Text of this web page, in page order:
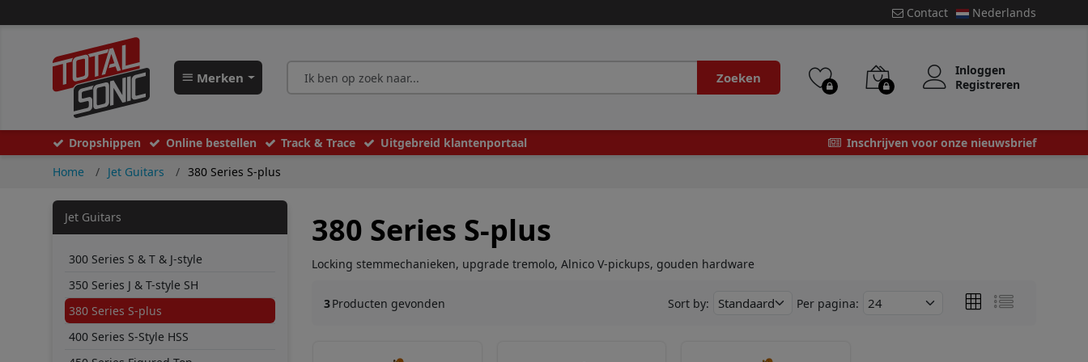
Contact Nederlands
Merken Zoeken
Inloggen
Registreren
Dropshippen Online bestellen Track & Trace Uitgebreid klantenportaal
Inschrijven voor onze nieuwsbrief
Home
Jet Guitars 380 Series S-plus
Jet Guitars
300 Series S & T & J-style
350 Series J & T-style SH
380 Series S-plus
400 Series S-Style HSS
380 Series S-plus
Locking stemmechanieken, upgrade tremolo, Alnico V-pickups, gouden hardware
3Producten gevonden Sort by: Per pagina: